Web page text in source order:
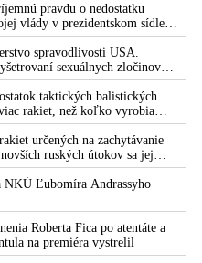
pravdu o nedostatku
vlády v prezidentskom sídle
odložiť plánované útoky na
so šéfom Pentagónu, lebo
spravodlivosti USA.
sexuálnych zločinov
Epsteina. Ten mal nariadiť, aby
počas drsného
jeho ranča v tomto americkom
taktických balistických
rakiet, než koľko vyrobia
určených na zachytávanie
ruských útokov sa jej
Zelenskyj sa v zúfalstve snaží
dodávky
NKÚ Ľubomíra Andrassyho
Roberta Fica po atentáte a
na premiéra vystrelil